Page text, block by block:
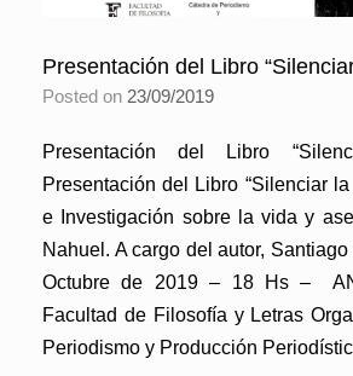
Presentación del Libro
Posted on 23/09/2019
Presentación del Libro
Presentación del Libro “Silenciar la
e Investigación sobre la vida y
Nahuel. A cargo del autor,
Octubre de 2019 – 18 Hs –
Facultad de Filosofía y Letras
Periodismo y Producción